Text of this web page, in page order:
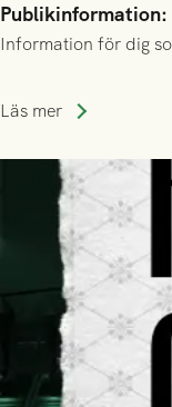
Information för dig
Läs mer